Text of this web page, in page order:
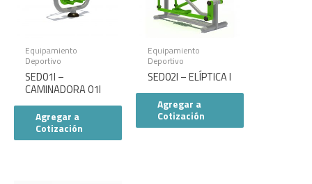
Equipamiento
Deportivo
SED01I –
CAMINADORA 01I
Agregar a
Cotización
Equipamiento
Deportivo
SED02I – ELÍPTICA I
Agregar a
Cotización